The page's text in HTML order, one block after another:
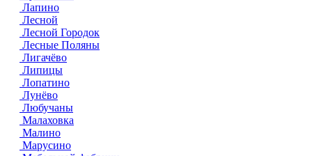
Лапино
Лесной
Лесной Городок
Лесные Поляны
Лигачёво
Липицы
Лопатино
Лунёво
Любучаны
Малаховка
Малино
Марусино